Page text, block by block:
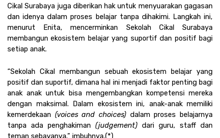
Cikal Surabaya juga diberikan hak untuk menyuarakan gagasan
dan idenya dalam proses belajar tanpa dihakimi. Langkah ini,
menurut Enita, mencerminkan Sekolah Cikal Surabaya
membangun ekosistem belajar yang suportif dan positif bagi
setiap anak.
“Sekolah Cikal membangun sebuah ekosistem belajar yang
positif dan suportif, dimana hal ini menjadi faktor penting bagi
anak anak untuk bisa mengembangkan kompetensi mereka
dengan maksimal. Dalam ekosistem ini, anak-anak memiliki
kemerdekaan (voices and choices) dalam proses belajarnya
tanpa ada penghakiman (judgement) dari guru, staff dan
teman sebayanya.” imbuhnya.(*)